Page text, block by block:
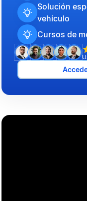
Solución
vehículo
Cursos de